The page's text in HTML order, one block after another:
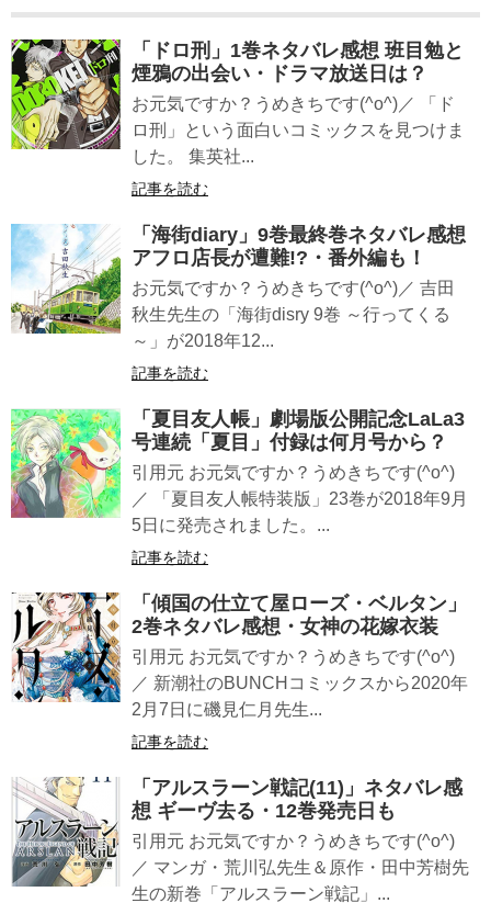
「ドロ刑」1巻ネタバレ感想 班目勉と
煙鴉の出会い・ドラマ放送日は？
お元気ですか？うめきちです(^o^)／ 「ド
ロ刑」という面白いコミックスを見つけま
した。 集英社...
記事を読む
「海街diary」9巻最終巻ネタバレ感想
アフロ店長が遭難!?・番外編も！
お元気ですか？うめきちです(^o^)／ 吉田
秋生先生の「海街disry 9巻 ～行ってくる
～」が2018年12...
記事を読む
「夏目友人帳」劇場版公開記念LaLa3
号連続「夏目」付録は何月号から？
引用元 お元気ですか？うめきちです(^o^)
／ 「夏目友人帳特装版」23巻が2018年9月
5日に発売されました。...
記事を読む
「傾国の仕立て屋ローズ・ベルタン」
2巻ネタバレ感想・女神の花嫁衣装
引用元 お元気ですか？うめきちです(^o^)
／ 新潮社のBUNCHコミックスから2020年
2月7日に磯見仁月先生...
記事を読む
「アルスラーン戦記(11)」ネタバレ感
想 ギーヴ去る・12巻発売日も
引用元 お元気ですか？うめきちです(^o^)
／ マンガ・荒川弘先生＆原作・田中芳樹先
生の新巻「アルスラーン戦記」...